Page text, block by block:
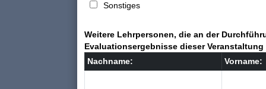
Sonstiges
Weitere Lehrpersonen, die an der
Evaluationsergebnisse dieser
Nachname:
Vorname: